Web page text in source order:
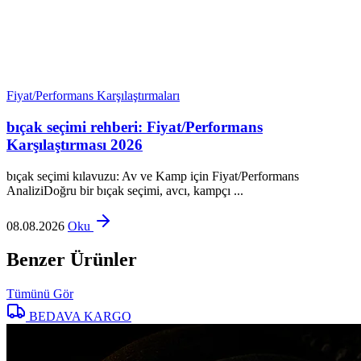
Fiyat/Performans Karşılaştırmaları
bıçak seçimi rehberi: Fiyat/Performans
Karşılaştırması 2026
bıçak seçimi kılavuzu: Av ve Kamp için Fiyat/Performans
AnaliziDoğru bir bıçak seçimi, avcı, kampçı ...
08.08.2026 Oku
Benzer Ürünler
Tümünü Gör
BEDAVA KARGO